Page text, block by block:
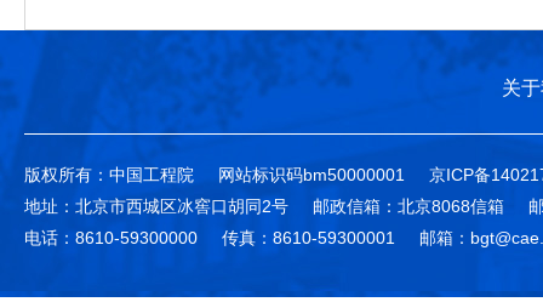
关
版权所有：中国工程院 网站标识码bm50000001
京ICP备
地址：北京市西城区冰窖口胡同2号
邮政信箱：北京8068信箱
电话：8610-59300000
传真：8610-59300001 邮箱：